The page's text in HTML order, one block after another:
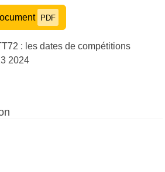
PDF
: les dates de compétitions
2024